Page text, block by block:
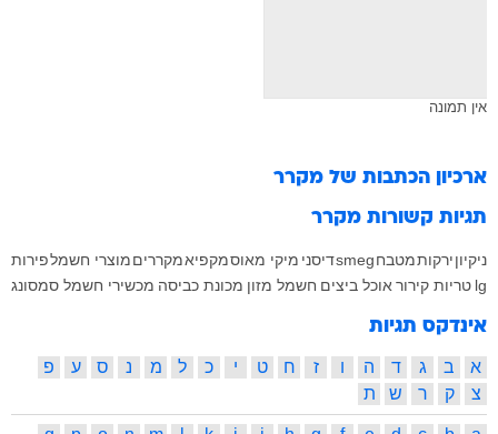
אין תמונה
ארכיון הכתבות של מקרר
תגיות קשורות מקרר
ניקיוןירקותמטבחsmegדיסני מיקי מאוסמקפיאמקרריםמוצרי חשמלפירות
lg טריות קירור אוכל ביצים חשמל מזון מכונת כביסה מכשירי חשמל סמסונג
אינדקס תגיות
א ב ג ד ה ו ז ח ט י כ ל מ נ ס ע
פ
צ
ק ר ש ת